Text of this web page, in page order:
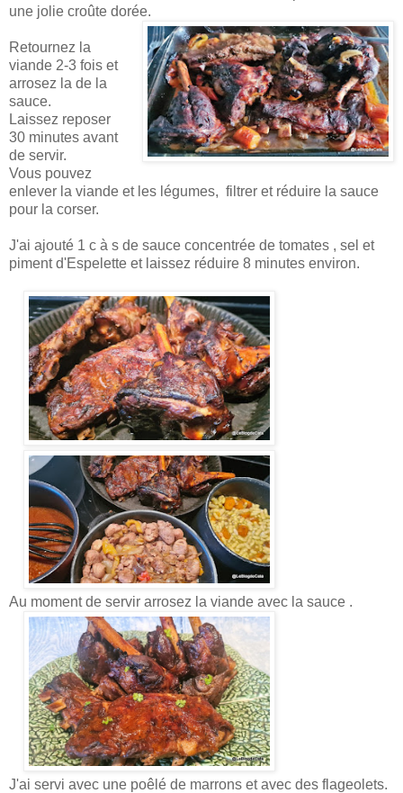
une jolie croûte dorée.
Retournez la
viande 2-3 fois et
arrosez la de la
sauce.
Laissez reposer
30 minutes avant
de servir.
Vous pouvez
enlever la viande et les légumes, filtrer et réduire la sauce
pour la corser.
J'ai ajouté 1 c à s de sauce concentrée de tomates , sel et
piment d'Espelette et laissez réduire 8 minutes environ.
Au moment de servir arrosez la viande avec la sauce .
J'ai servi avec une poêlé de marrons et avec des flageolets.